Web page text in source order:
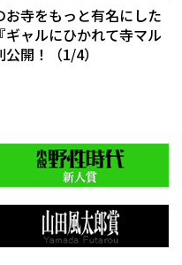
お寺をもっと有名にした
ギャルにひかれて寺マル
開！（1/4）